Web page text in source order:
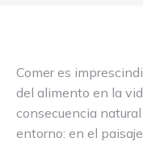
Comer es
del alimento en la
consecuencia
entorno: en el